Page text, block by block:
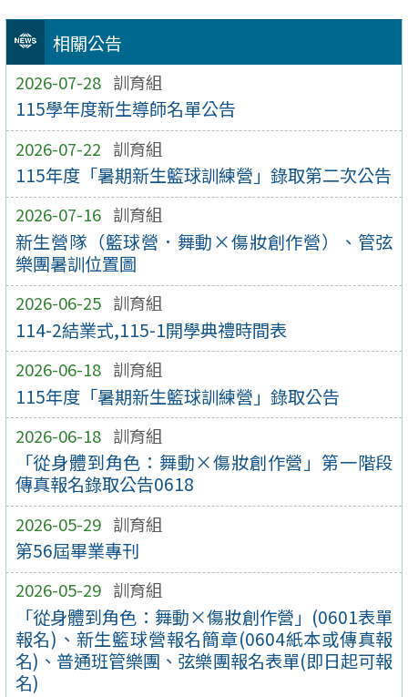
相關公告
2026-07-28 訓育組
115學年度新生導師名單公告
2026-07-22 訓育組
115年度「暑期新生籃球訓練營」錄取第二次公告
2026-07-16 訓育組
新生營隊（籃球營．舞動×傷妝創作營）、管弦
樂團暑訓位置圖
2026-06-25 訓育組
114-2結業式,115-1開學典禮時間表
2026-06-18 訓育組
115年度「暑期新生籃球訓練營」錄取公告
2026-06-18 訓育組
「從身體到角色：舞動×傷妝創作營」第一階段
傳真報名錄取公告0618
2026-05-29 訓育組
第56屆畢業專刊
2026-05-29 訓育組
「從身體到角色：舞動×傷妝創作營」(0601表單
報名)、新生籃球營報名簡章(0604紙本或傳真報
名)、普通班管樂團、弦樂團報名表單(即日起可報
名)